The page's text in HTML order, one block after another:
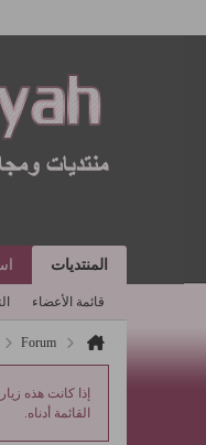
المنتديات
قائمة الأعضاء
Forum
إذا كانت هذه
القائمة أدناه.